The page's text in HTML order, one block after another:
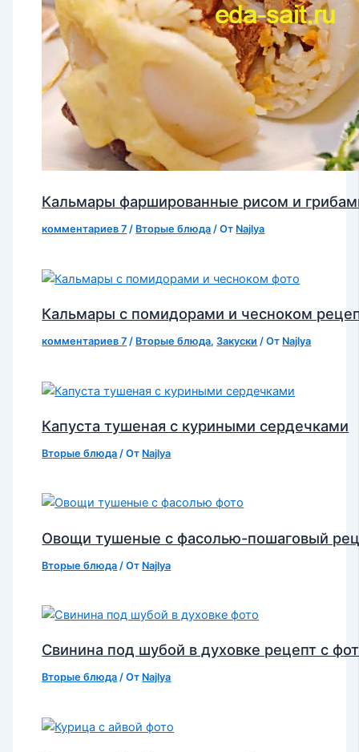
Кальмары фаршированные рисом и
комментариев 7 / Вторые блюда / От Najlya
Кальмары с помидорами и чесноком
комментариев 7 / Вторые блюда,Закуски / От Najlya
Капуста тушеная с куриными сердечками
Вторые блюда / От Najlya
Овощи тушеные с фасолью-пошаговый
Вторые блюда / От Najlya
Свинина под шубой в духовке рецепт с
Вторые блюда / От Najlya